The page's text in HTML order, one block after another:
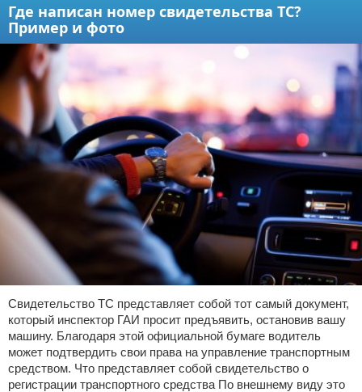
Где написан номер свидетельства ТС?
Пример и фото
Свидетельство ТС представляет собой тот самый документ,
который инспектор ГАИ просит предъявить, остановив вашу
машину. Благодаря этой официальной бумаге водитель
может подтвердить свои права на управление транспортным
средством. Что представляет собой свидетельство о
регистрации транспортного средства По внешнему виду это